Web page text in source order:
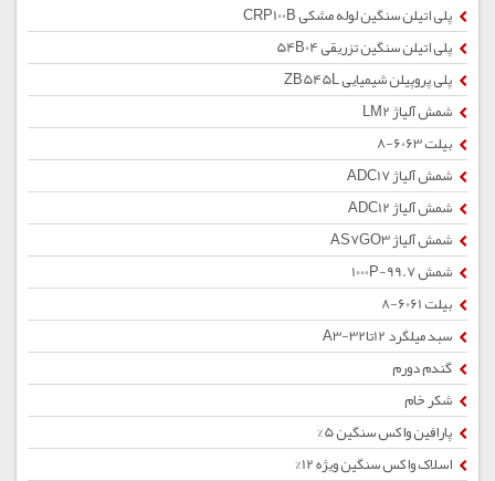
پلی اتیلن سنگین لوله مشکی CRP100B
پلی اتیلن سنگین تزریقی 54B04
پلی پروپیلن شیمیایی ZB545L
شمش آلیاژ LM2
بیلت 6063-8
شمش آلیاژ ADC17
شمش آلیاژ ADC12
شمش آلیاژ AS7GO3
شمش 1000P-99.7
بیلت 6061-8
سبد میلگرد 12تا32-A3
گندم دورم
شکر خام
پارافین واکس سنگین 5%
اسلاک واکس سنگین ویژه 12%